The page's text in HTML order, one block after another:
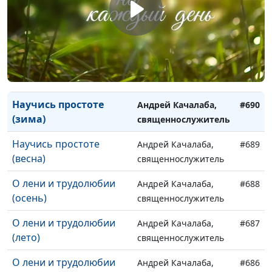
Научись простоте
(осень)
Андрей Качалаба,
священнослужитель
#692
Научись простоте
(лето)
Андрей Качалаба,
священнослужитель
#691
Научись простоте
(зима)
Андрей Качалаба,
священнослужитель
#690
Научись простоте
(весна)
Андрей Качалаба,
священнослужитель
#689
О лени и трудолюбии
(осень)
Андрей Качалаба,
священнослужитель
#688
О лени и трудолюбии
(лето)
Андрей Качалаба,
священнослужитель
#687
О лени и трудолюбии
Андрей Качалаба,
#686